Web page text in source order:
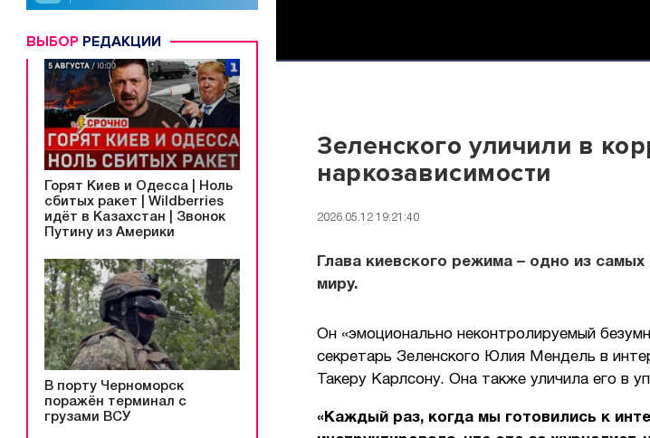
ВЫБОР РЕДАКЦИИ
Горят Киев и Одесса | Ноль
сбитых ракет | Wildberries
идёт в Казахстан | Звонок
Путину из Америки
В порту Черноморск
поражён терминал с
грузами ВСУ
Зеленского уличили в
наркозависимости
2026.05.12 19:21:40
Глава киевского режима – одно из
миру.
Он «эмоционально неконтролируемый
секретарь Зеленского Юлия Мендель в
Такеру Карлсону. Она также уличила его в
«Каждый раз, когда мы готовились к